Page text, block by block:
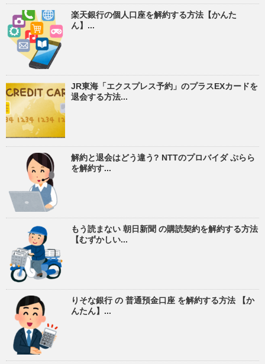
楽天銀行の個人口座を解約する方法【かんた
ん】...
JR東海「エクスプレス予約」のプラスEXカードを
退会する方法...
解約と退会はどう違う? NTTのプロバイダ ぷらら
を解約す...
もう読まない 朝日新聞 の購読契約を解約する方法
【むずかしい...
りそな銀行 の 普通預金口座 を解約する方法 【か
んたん】...